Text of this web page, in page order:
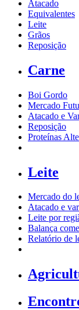
Atacado
Equivalentes
Leite
Grãos
Reposição
Carne
Boi Gordo
Mercado
Atacado e
Reposição
Proteínas
Leite
Mercado do
Atacado e
Leite por
Balança
Relatório de